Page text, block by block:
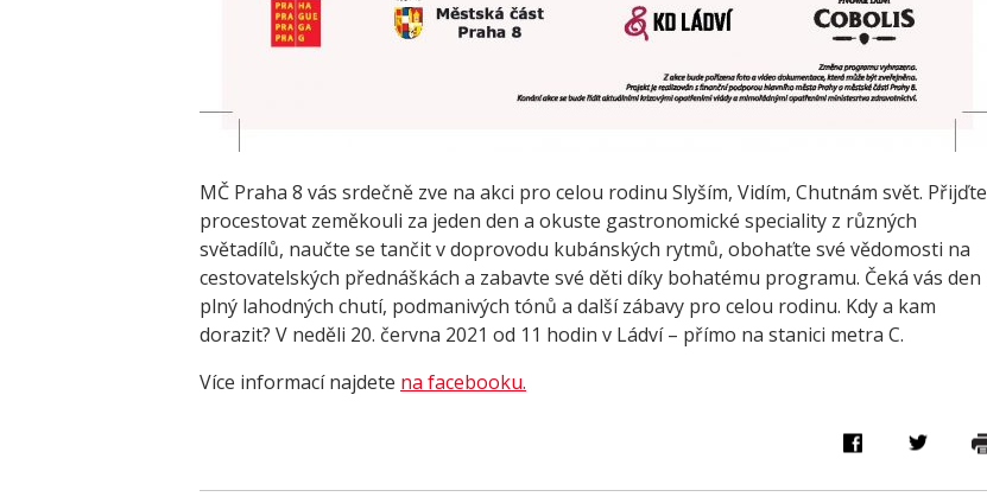
MČ Praha 8 vás srdečně zve na akci pro celou rodinu Slyším, Vidím, Chutnám svět. Přijďte
procestovat zeměkouli za jeden den a okuste gastronomické speciality z různých
světadílů, naučte se tančit v doprovodu kubánských rytmů, obohaťte své vědomosti na
cestovatelských přednáškách a zabavte své děti díky bohatému programu. Čeká vás den
plný lahodných chutí, podmanivých tónů a další zábavy pro celou rodinu. Kdy a kam
dorazit? V neděli 20. června 2021 od 11 hodin v Ládví – přímo na stanici metra C.
Více informací najdete na facebooku.